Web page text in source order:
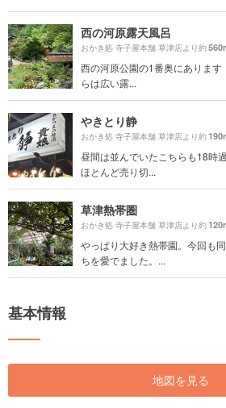
西の河原露天風呂
おかき処 寺子屋本舗 草津店より約
西の河原公園の1番奥にありま
らは広い露...
やきとり静
おかき処 寺子屋本舗 草津店より約
昼間は並んでいたこちらも18時
ほとんど売り切...
草津熱帯圏
おかき処 寺子屋本舗 草津店より約
やっぱり大好き熱帯園。今回も
ちを愛でました。...
基本情報
地図を見る